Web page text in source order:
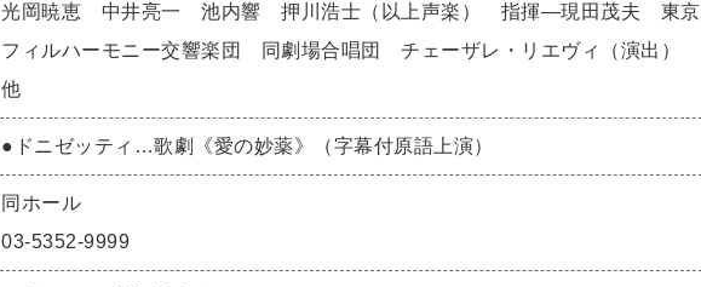
光岡暁恵 中井亮一 池内響 押川浩士（以上声楽） 指揮―現田茂夫 東京
フィルハーモニー交響楽団 同劇場合唱団 チェーザレ・リエヴィ（演出）
他
●ドニゼッティ…歌劇《愛の妙薬》（字幕付原語上演）
同ホール
03-5352-9999